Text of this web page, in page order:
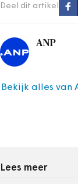
Deel dit artikel
ANP
Bekijk alles van
Lees meer